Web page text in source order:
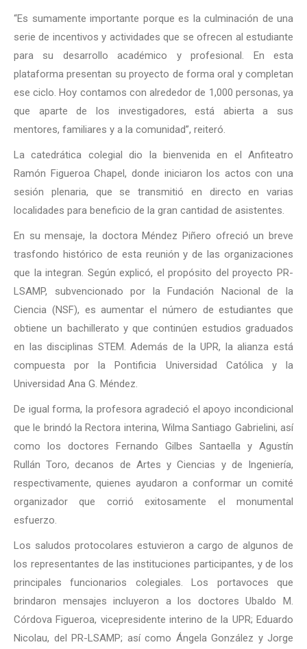
“Es sumamente importante porque es la culminación de una
serie de incentivos y actividades que se ofrecen al estudiante
para su desarrollo académico y profesional. En esta
plataforma presentan su proyecto de forma oral y completan
ese ciclo. Hoy contamos con alrededor de 1,000 personas, ya
que aparte de los investigadores, está abierta a sus
mentores, familiares y a la comunidad”, reiteró.
La catedrática colegial dio la bienvenida en el Anfiteatro
Ramón Figueroa Chapel, donde iniciaron los actos con una
sesión plenaria, que se transmitió en directo en varias
localidades para beneficio de la gran cantidad de asistentes.
En su mensaje, la doctora Méndez Piñero ofreció un breve
trasfondo histórico de esta reunión y de las organizaciones
que la integran. Según explicó, el propósito del proyecto PR-
LSAMP, subvencionado por la Fundación Nacional de la
Ciencia (NSF), es aumentar el número de estudiantes que
obtiene un bachillerato y que continúen estudios graduados
en las disciplinas STEM. Además de la UPR, la alianza está
compuesta por la Pontificia Universidad Católica y la
Universidad Ana G. Méndez.
De igual forma, la profesora agradeció el apoyo incondicional
que le brindó la Rectora interina, Wilma Santiago Gabrielini, así
como los doctores Fernando Gilbes Santaella y Agustín
Rullán Toro, decanos de Artes y Ciencias y de Ingeniería,
respectivamente, quienes ayudaron a conformar un comité
organizador que corrió exitosamente el monumental
esfuerzo.
Los saludos protocolares estuvieron a cargo de algunos de
los representantes de las instituciones participantes, y de los
principales funcionarios colegiales. Los portavoces que
brindaron mensajes incluyeron a los doctores Ubaldo M.
Córdova Figueroa, vicepresidente interino de la UPR; Eduardo
Nicolau, del PR-LSAMP; así como Ángela González y Jorge